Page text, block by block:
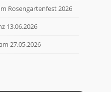
Rosengartenfest 2026
13.06.2026
27.05.2026